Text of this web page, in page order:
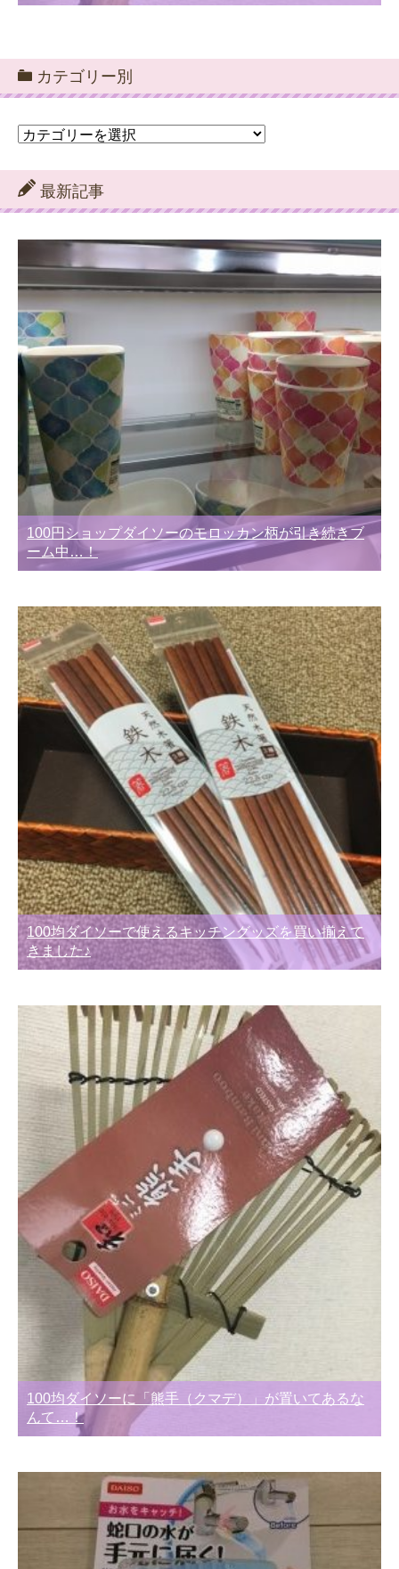
カテゴリー別
カ
ゴ
リ
ー
最新記事
100円ショップダイソーのモロッカン柄が引き続きブ
ーム中…！
100均ダイソーで使えるキッチングッズを買い揃えて
きました♪
100均ダイソーに「熊手（クマデ）」が置いてあるな
んて…！